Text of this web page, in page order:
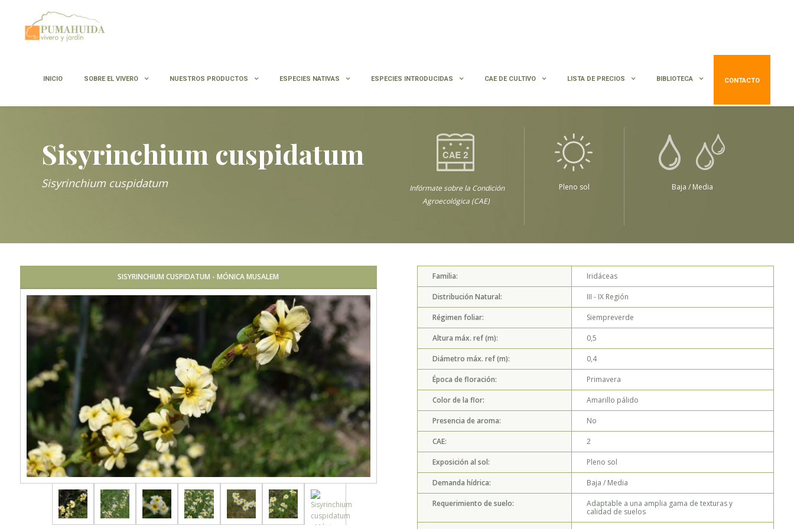
INICIO SOBRE EL VIVERO NUESTROS PRODUCTOS ESPECIES NATIVAS ESPECIES INTRODUCIDAS CAE DE CULTIVO LISTA DE PRECIOS BIBLIOTECA CONTACTO
Sisyrinchium cuspidatum
Sisyrinchium cuspidatum
Infórmate sobre la Condición
Agroecológica (CAE)
Pleno sol Baja / Media
SISYRINCHIUM CUSPIDATUM - MÓNICA MUSALEM SISYRINCHIUM CUSPIDATUM - MÓNICA MUSALEM
Familia: Iridáceas
Distribución Natural: III - IX Región
Régimen foliar: Siempreverde
Altura máx. ref (m): 0,5
Diámetro máx. ref (m): 0,4
Época de floración: Primavera
Color de la flor: Amarillo pálido
Presencia de aroma: No
CAE: 2
Exposición al sol: Pleno sol
Demanda hídrica: Baja / Media
Requerimiento de suelo:
Adaptable a una amplia gama de texturas y
calidad de suelos